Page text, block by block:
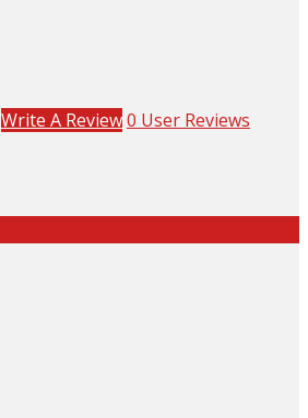
Write A Review0 User Reviews